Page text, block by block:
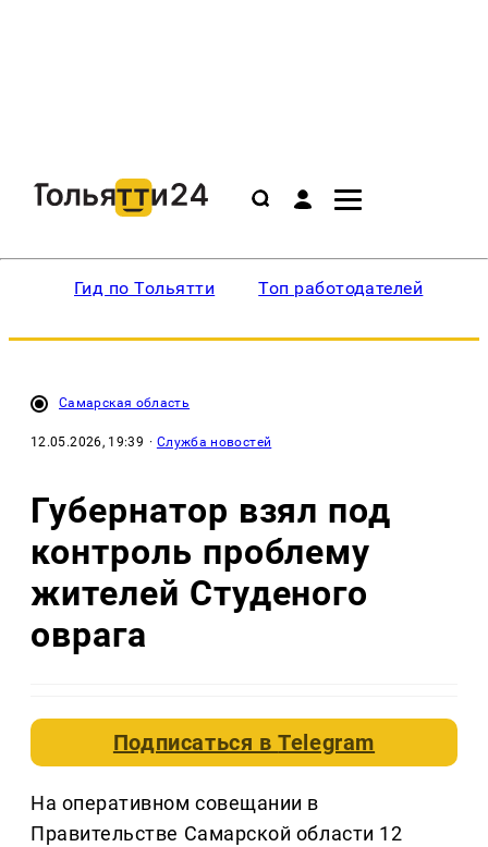
Гид по Тольятти Топ работодателей
Самарская область
12.05.2026, 19:39 · Служба новостей
Губернатор взял под
контроль проблему
жителей Студеного
оврага
Подписаться вTelegram
На оперативном совещании в
Правительстве Самарской области 12